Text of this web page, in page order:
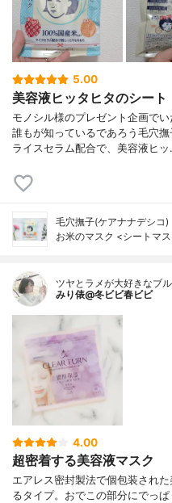
5.00
美容液ヒッタヒタのシート
モノシル様のプレゼント企画で
誰もが知っているであろう毛穴
ライスセラム配合で、美容液ヒ
毛穴撫子(ケアナナデシコ)
お米のマスク <シートマ
ツヤとラメが大好きなブ
みり俵@冬ビビ春ビビ
4.00
超密着する美容液マスク
エアレス密封製法で個包装され
るタイプ。おでこの部分にでっ